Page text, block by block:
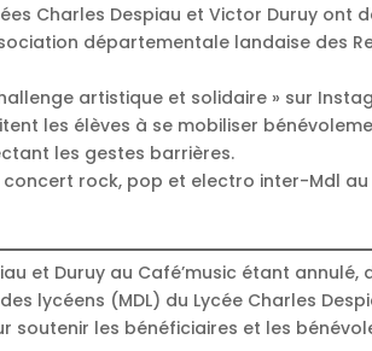
Charles Despiau et Victor Duruy ont
départementale landaise des
artistique et solidaire » sur
les élèves à se mobiliser
les gestes barrières.
rock, pop et electro inter-Mdl au
et Duruy au Café’music étant
lycéens (MDL) du Lycée Charles
soutenir les bénéficiaires et les